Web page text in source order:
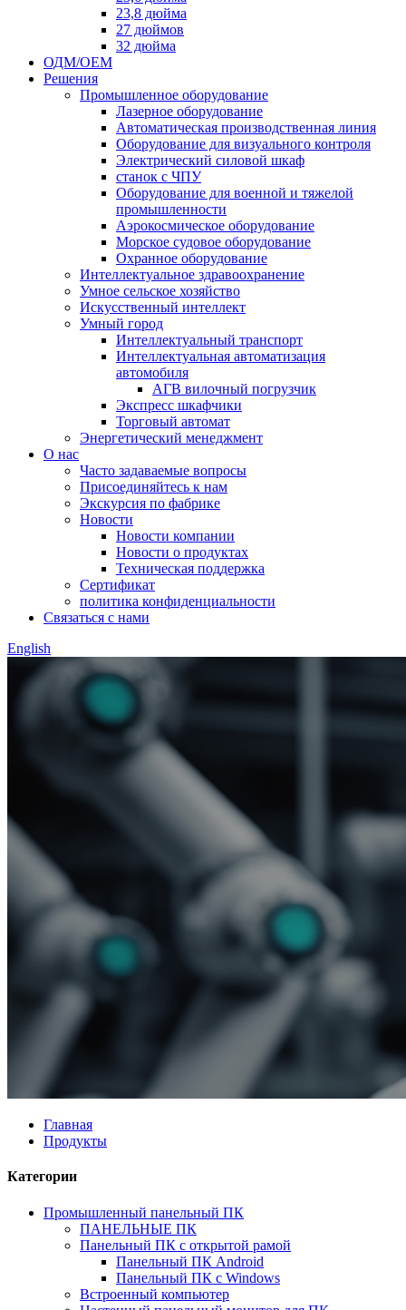
23,8 дюйма
27 дюймов
32 дюйма
ОДМ/ОЕМ
Решения
Промышленное оборудование
Лазерное оборудование
Автоматическая производственная линия
Оборудование для визуального контроля
Электрический силовой шкаф
станок с ЧПУ
Оборудование для военной и тяжелой
промышленности
Аэрокосмическое оборудование
Морское судовое оборудование
Охранное оборудование
Интеллектуальное здравоохранение
Умное сельское хозяйство
Искусственный интеллект
Умный город
Интеллектуальный транспорт
Интеллектуальная автоматизация
автомобиля
АГВ вилочный погрузчик
Экспресс шкафчики
Торговый автомат
Энергетический менеджмент
О нас
Часто задаваемые вопросы
Присоединяйтесь к нам
Экскурсия по фабрике
Новости
Новости компании
Новости о продуктах
Техническая поддержка
Сертификат
политика конфиденциальности
Связаться с нами
English
Главная
Продукты
Категории
Промышленный панельный ПК
ПАНЕЛЬНЫЕ ПК
Панельный ПК с открытой рамой
Панельный ПК Android
Панельный ПК с Windows
Встроенный компьютер